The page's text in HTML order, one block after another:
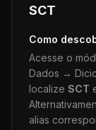
SCT
Como
Acesse o
Dados →
localize SCT
alias